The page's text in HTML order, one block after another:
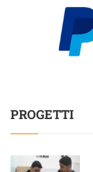
PROGETTI